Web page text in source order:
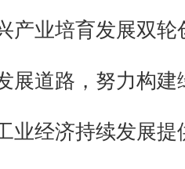
产业培育发展双轮
展道路，努力构建
业经济持续发展提